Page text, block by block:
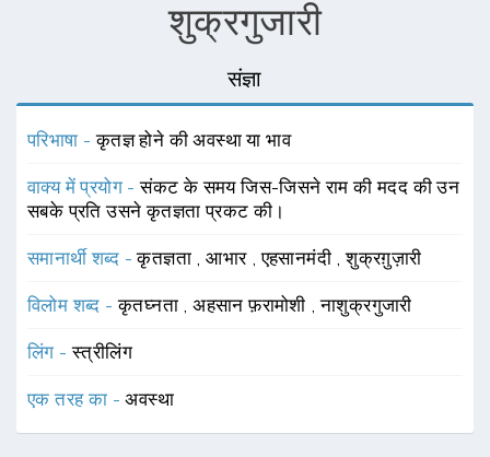
शुक्रगुजारी
संज्ञा
परिभाषा -कृतज्ञ होने की अवस्था या भाव
वाक्य में प्रयोग -संकट के समय जिस-जिसने राम की मदद की उन
सबके प्रति उसने कृतज्ञता प्रकट की।
समानार्थी शब्द -कृतज्ञता ,आभार ,एहसानमंदी ,शुक्रग़ुज़ारी
विलोम शब्द -कृतघ्नता ,अहसान फ़रामोशी ,नाशुक्रगुजारी
लिंग -स्त्रीलिंग
एक तरह का -अवस्था